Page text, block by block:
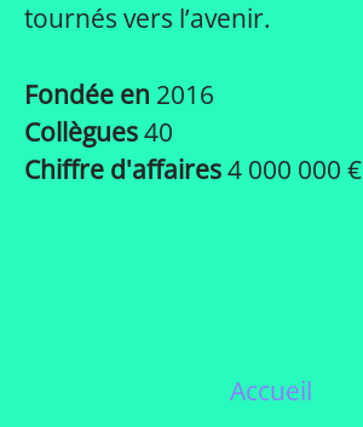
tournés vers l’avenir.
Fondée en 2016
Collègues40
Chiffre d'affaires4 000 000 €
Accueil